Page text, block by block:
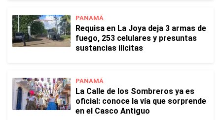
PANAMÁ
Requisa en La Joya deja 3 armas de
fuego, 253 celulares y presuntas
sustancias ilícitas
PANAMÁ
La Calle de los Sombreros ya es
oficial: conoce la vía que sorprende
en el Casco Antiguo